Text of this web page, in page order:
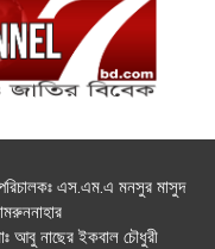
এস.এম.এ মনসুর মাসুদ
আবু নাছের ইকবাল চৌধুরী